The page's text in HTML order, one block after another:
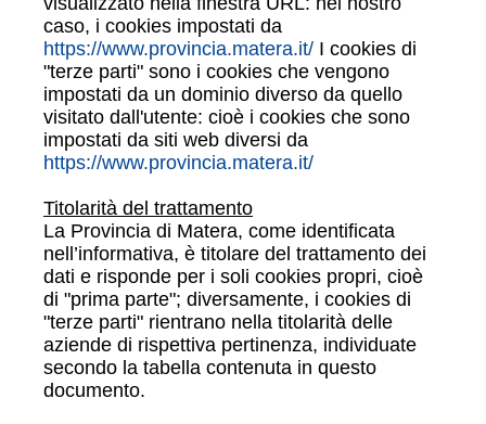
caso, i cookies impostati da
https://www.provincia.matera.it/ I cookies di
"terze parti" sono i cookies che vengono
impostati da un dominio diverso da quello
visitato dall'utente: cioè i cookies che sono
impostati da siti web diversi da
https://www.provincia.matera.it/
Titolarità del trattamento
La Provincia di Matera, come identificata
nell’informativa, è titolare del trattamento dei
dati e risponde per i soli cookies propri, cioè
di "prima parte"; diversamente, i cookies di
"terze parti" rientrano nella titolarità delle
aziende di rispettiva pertinenza, individuate
secondo la tabella contenuta in questo
documento.